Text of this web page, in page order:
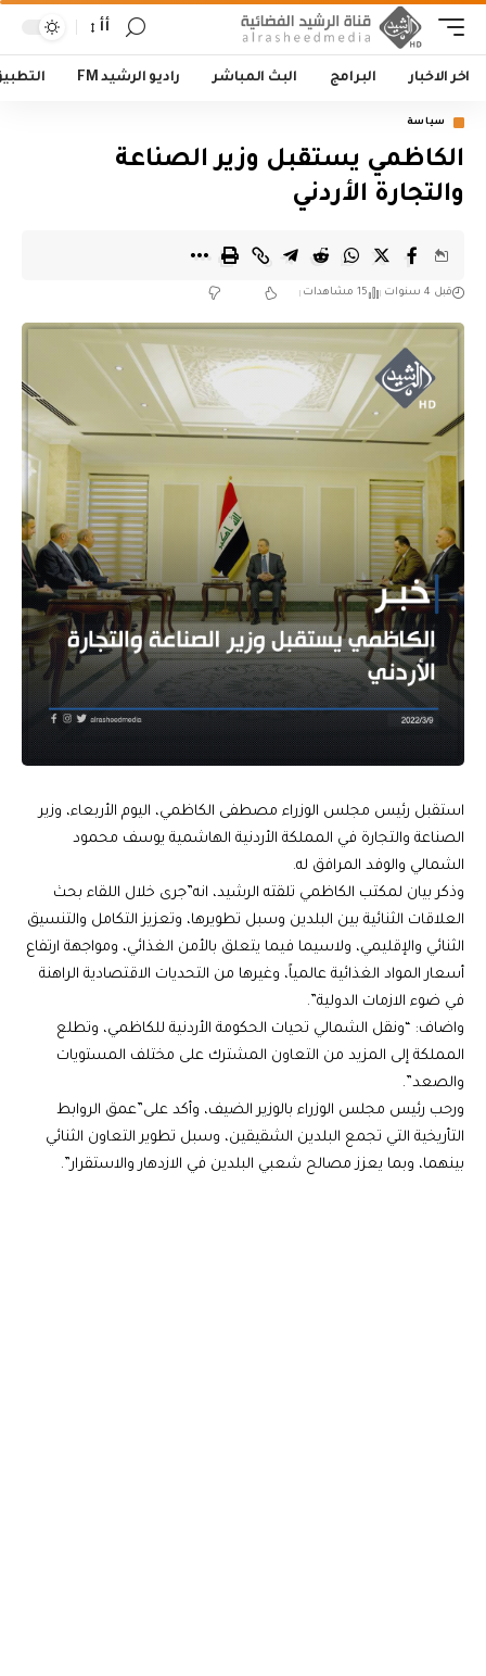
أأ
اخر الاخبار البرامج البث المباشر راديو الرشيد FM
سياسة
الكاظمي يستقبل وزير الصناعة
والتجارة الأردني
قبل 4 سنوات 15 مشاهدات
استقبل رئيس مجلس الوزراء مصطفى الكاظمي، اليوم الأربعاء، وزير
الصناعة والتجارة في المملكة الأردنية الهاشمية يوسف محمود
الشمالي والوفد المرافق له.
وذكر بيان لمكتب الكاظمي تلقته الرشيد، انه”جرى خلال اللقاء بحث
العلاقات الثنائية بين البلدين وسبل تطويرها، وتعزيز التكامل والتنسيق
الثنائي والإقليمي، ولاسيما فيما يتعلق بالأمن الغذائي، ومواجهة ارتفاع
أسعار المواد الغذائية عالمياً، وغيرها من التحديات الاقتصادية الراهنة
في ضوء الازمات الدولية”.
واضاف: “ونقل الشمالي تحيات الحكومة الأردنية للكاظمي، وتطلع
المملكة إلى المزيد من التعاون المشترك على مختلف المستويات
والصعد”.
ورحب رئيس مجلس الوزراء بالوزير الضيف، وأكد على”عمق الروابط
التأريخية التي تجمع البلدين الشقيقين، وسبل تطوير التعاون الثنائي
بينهما، وبما يعزز مصالح شعبي البلدين في الازدهار والاستقرار”.